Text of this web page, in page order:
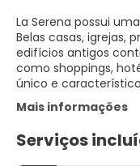
La Serena possui
Belas casas, igrejas,
edifícios antigos
como shoppings,
único e
Mais informações
Serviços